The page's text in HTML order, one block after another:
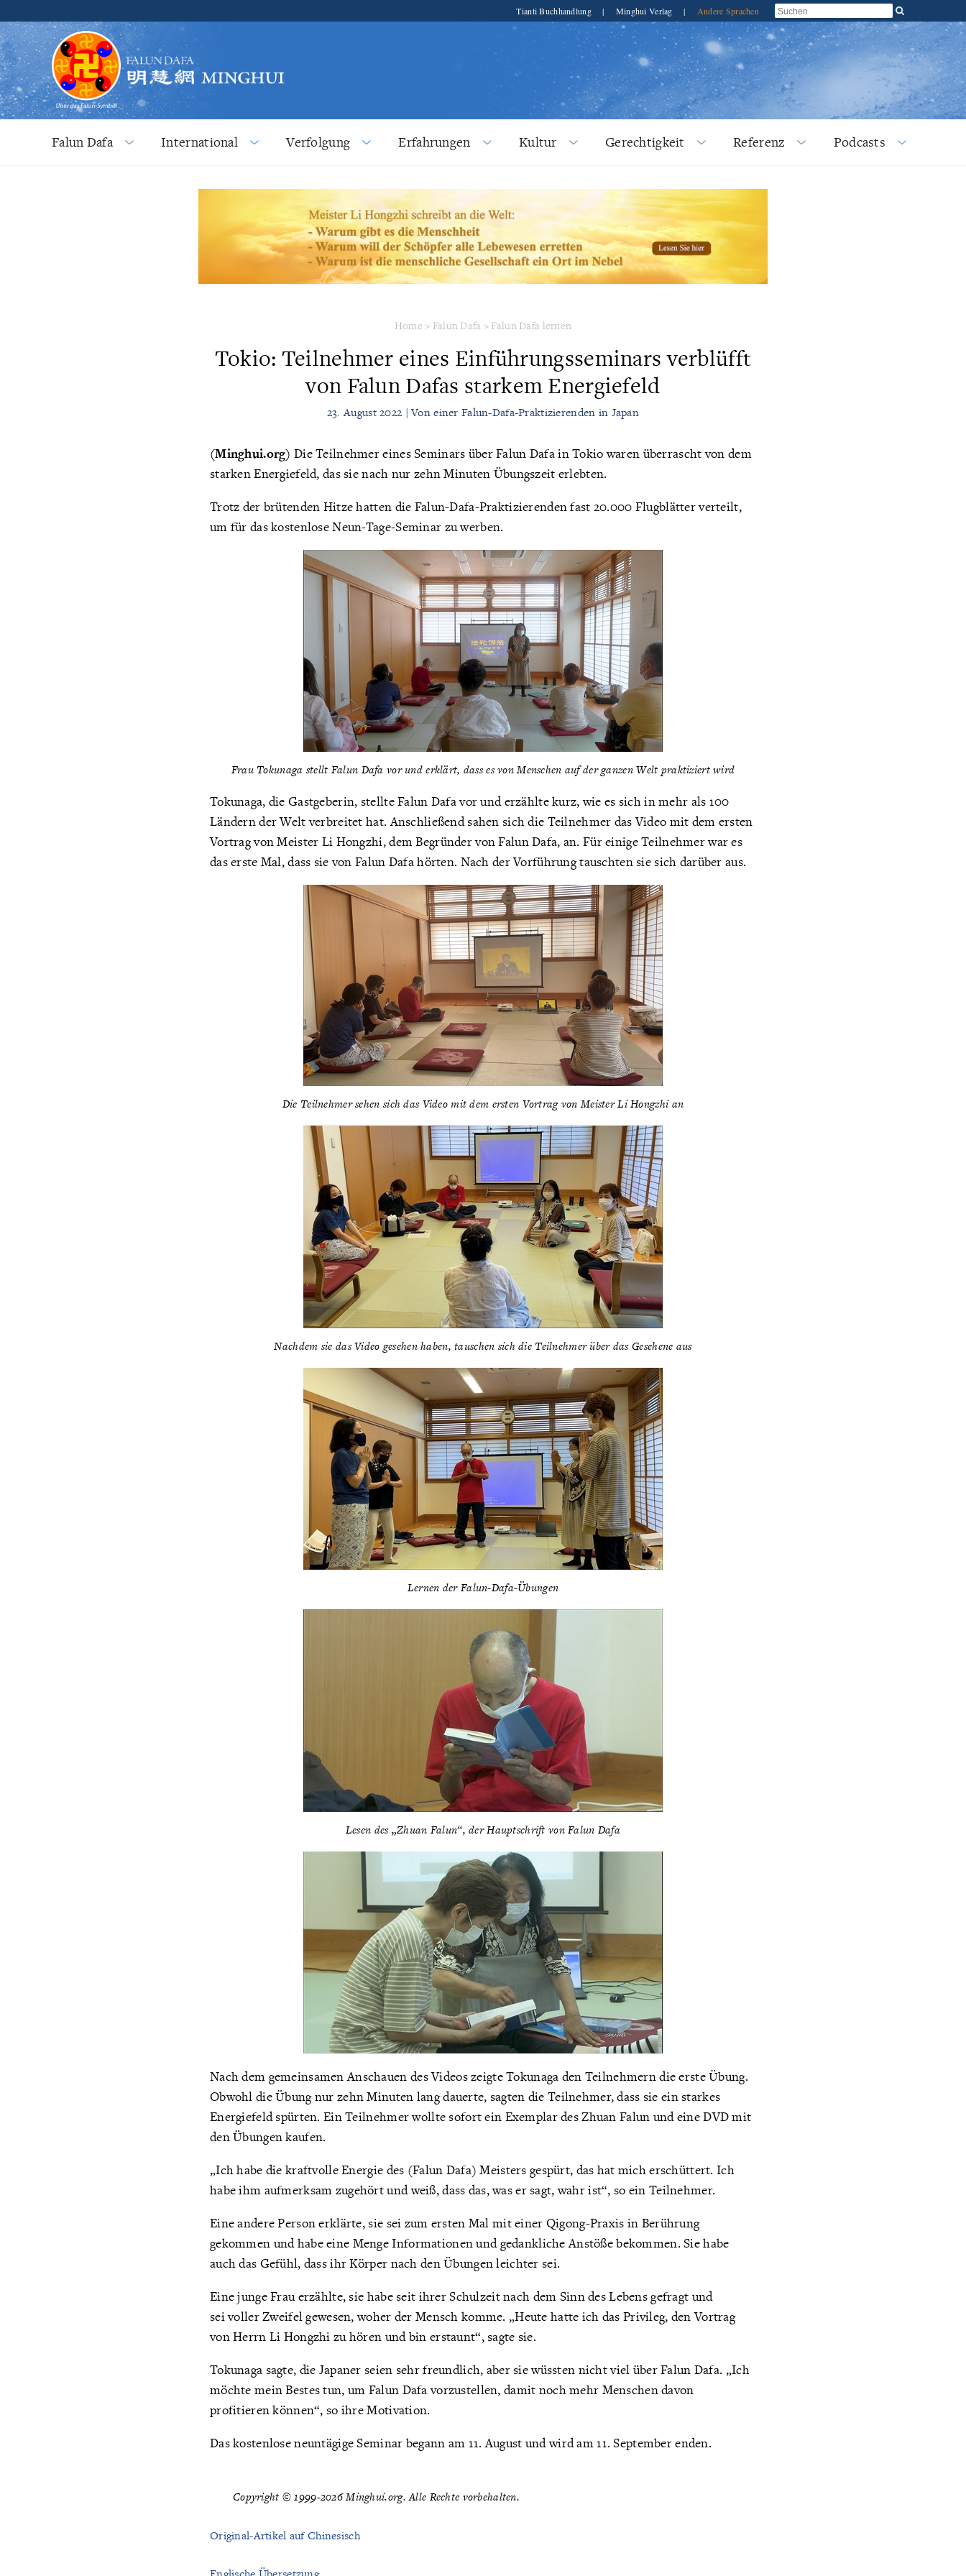
Tianti Buchhandlung | Minghui Verlag | Andere Sprachen
Falun Dafa International Verfolgung Erfahrungen Kultur Gerechtigkeit Referenz Podcasts
Home > Falun Dafa > Falun Dafa lernen
Tokio: Teilnehmer eines Einführungsseminars verblüfft
von Falun Dafas starkem Energiefeld
23. August 2022 | Von einer Falun-Dafa-Praktizierenden in Japan
(Minghui.org) Die Teilnehmer eines Seminars über Falun Dafa in Tokio waren überrascht von dem
starken Energiefeld, das sie nach nur zehn Minuten Übungszeit erlebten.
Trotz der brütenden Hitze hatten die Falun-Dafa-Praktizierenden fast 20.000 Flugblätter verteilt,
um für das kostenlose Neun-Tage-Seminar zu werben.
Frau Tokunaga stellt Falun Dafa vor und erklärt, dass es von Menschen auf der ganzen Welt praktiziert wird
Tokunaga, die Gastgeberin, stellte Falun Dafa vor und erzählte kurz, wie es sich in mehr als 100
Ländern der Welt verbreitet hat. Anschließend sahen sich die Teilnehmer das Video mit dem ersten
Vortrag von Meister Li Hongzhi, dem Begründer von Falun Dafa, an. Für einige Teilnehmer war es
das erste Mal, dass sie von Falun Dafa hörten. Nach der Vorführung tauschten sie sich darüber aus.
Die Teilnehmer sehen sich das Video mit dem ersten Vortrag von Meister Li Hongzhi an
Nachdem sie das Video gesehen haben, tauschen sich die Teilnehmer über das Gesehene aus
Lernen der Falun-Dafa-Übungen
Lesen des „Zhuan Falun“, der Hauptschrift von Falun Dafa
Nach dem gemeinsamen Anschauen des Videos zeigte Tokunaga den Teilnehmern die erste Übung.
Obwohl die Übung nur zehn Minuten lang dauerte, sagten die Teilnehmer, dass sie ein starkes
Energiefeld spürten. Ein Teilnehmer wollte sofort ein Exemplar des Zhuan Falun und eine DVD mit
den Übungen kaufen.
„Ich habe die kraftvolle Energie des (Falun Dafa) Meisters gespürt, das hat mich erschüttert. Ich
habe ihm aufmerksam zugehört und weiß, dass das, was er sagt, wahr ist“, so ein Teilnehmer.
Eine andere Person erklärte, sie sei zum ersten Mal mit einer Qigong-Praxis in Berührung
gekommen und habe eine Menge Informationen und gedankliche Anstöße bekommen. Sie habe
auch das Gefühl, dass ihr Körper nach den Übungen leichter sei.
Eine junge Frau erzählte, sie habe seit ihrer Schulzeit nach dem Sinn des Lebens gefragt und
sei voller Zweifel gewesen, woher der Mensch komme. „Heute hatte ich das Privileg, den Vortrag
von Herrn Li Hongzhi zu hören und bin erstaunt“, sagte sie.
Tokunaga sagte, die Japaner seien sehr freundlich, aber sie wüssten nicht viel über Falun Dafa. „Ich
möchte mein Bestes tun, um Falun Dafa vorzustellen, damit noch mehr Menschen davon
profitieren können“, so ihre Motivation.
Das kostenlose neuntägige Seminar begann am 11. August und wird am 11. September enden.
Copyright © 1999-2026 Minghui.org. Alle Rechte vorbehalten.
Original-Artikel auf Chinesisch